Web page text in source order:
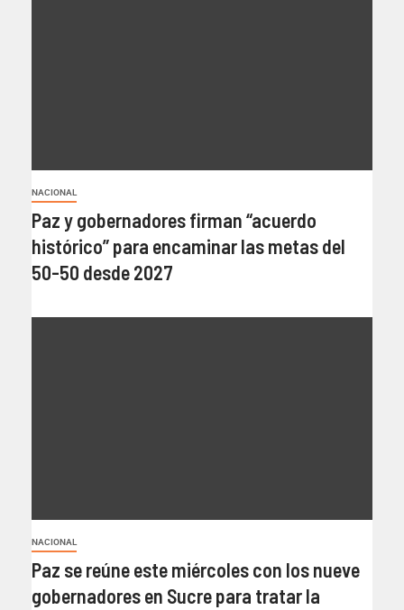
NACIONAL
Paz y gobernadores firman “acuerdo
histórico” para encaminar las metas del
50-50 desde 2027
NACIONAL
Paz se reúne este miércoles con los nueve
gobernadores en Sucre para tratar la